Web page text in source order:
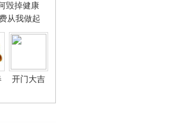
毁掉健康
从我做起
开门大吉